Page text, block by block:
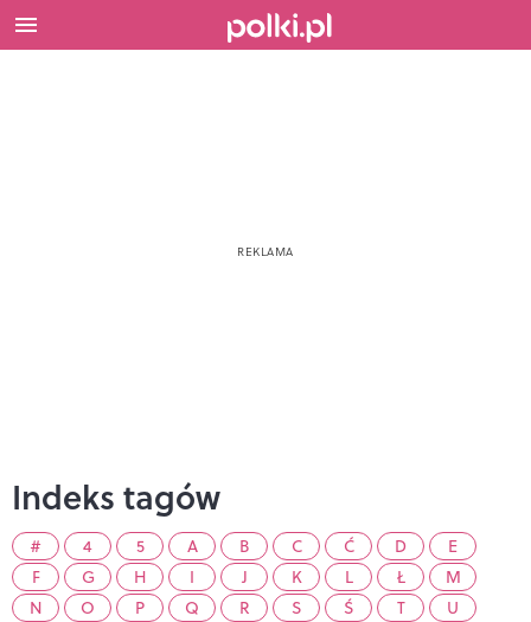
Indeks tagów
# 4 5 A B C Ć D
E
F
G H I J K L Ł
M
N
O P Q R S Ś T
U